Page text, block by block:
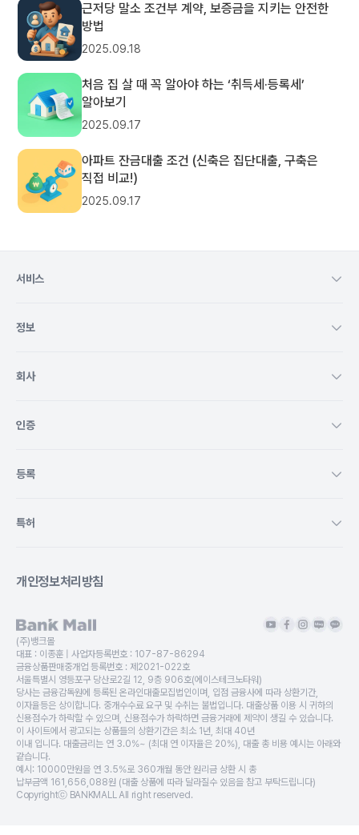
근저당 말소 조건부 계약, 보증금을 지키는 안전한
방법
2025.09.18
처음 집 살 때 꼭 알아야 하는 ‘취득세·등록세’
알아보기
2025.09.17
아파트 잔금대출 조건 (신축은 집단대출, 구축은
직접 비교!)
2025.09.17
서비스
정보
회사
인증
등록
특허
개인정보처리방침
(주)뱅크몰
대표 : 이종훈 | 사업자등록번호 : 107-87-86294
금융상품판매중개업 등록번호 : 제2021-022호
서울특별시 영등포구 당산로2길 12, 9층 906호(에이스테크노타워)
당사는 금융감독원에 등록된 온라인대출모집법인이며, 입점 금융사에 따라 상환기간,
이자율등은 상이합니다. 중개수수료 요구 및 수취는 불법입니다. 대출상품 이용 시 귀하의
신용점수가 하락할 수 있으며, 신용점수가 하락하면 금융거래에 제약이 생길 수 있습니다.
이 사이트에서 광고되는 상품들의 상환기간은 최소 1년, 최대 40년
이내 입니다. 대출금리는 연 3.0%~ (최대 연 이자율은 20%), 대출 총 비용 예시는 아래와
같습니다.
예시: 10000만원을 연 3.5%로 360개월 동안 원리금 상환 시 총
납부금액 161,656,088원 (대출 상품에 따라 달라질수 있음을 참고 부탁드립니다)
Copyrightⓒ BANKMALL All right reserved.